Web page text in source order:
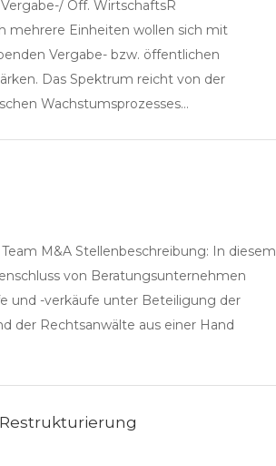
Öff. WirtschaftsR
mehrere Einheiten wollen sich mit
Vergabe- bzw. öffentlichen
Das Spektrum reicht von der
Wachstumsprozesses…
M&A Stellenbeschreibung: In diesem
von Beratungsunternehmen
und -verkäufe unter Beteiligung der
der Rechtsanwälte aus einer Hand